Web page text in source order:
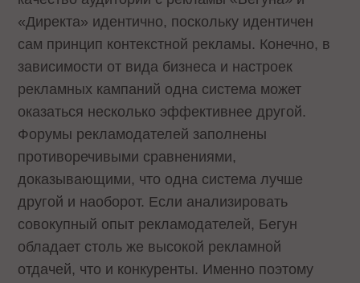
«Директа» идентично, поскольку идентичен
сам принцип контекстной рекламы. Конечно, в
зависимости от вида бизнеса и настроек
рекламных кампаний одна система может
оказаться несколько эффективнее другой.
Форумы рекламодателей заполнены
противоречивыми сравнениями,
доказывающими, что одна система лучше
другой и наоборот. Если анализировать
совокупный опыт рекламодателей, Бегун
обладает столь же высокой рекламной
отдачей, что и конкуренты. Именно поэтому